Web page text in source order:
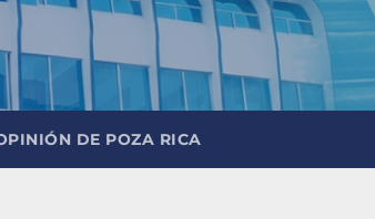
DE POZA RICA